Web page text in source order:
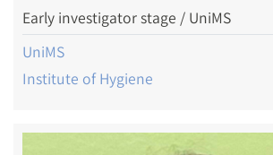
Early investigator stage / UniMS
UniMS
Institute of Hygiene